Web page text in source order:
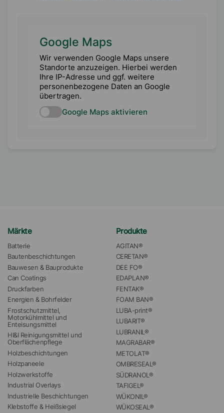
Google Maps
Wir verwenden Google Maps unsere
Standorte anzuzeigen. Hierbei werden
Ihre IP-Adresse und ggf. weitere
personenbezogene Daten an Google
übertragen.
Google Maps aktivieren
Märkte
Batterie
Bautenbeschichtungen
Bauwesen & Bauprodukte
Can Coatings
Druckfarben
Energien & Bohrfelder
Frostschutzmittel,
Motorkühlmittel und
Enteisungsmittel
HI&I Reinigungsmittel und
Oberflächenpflege
Holzbeschichtungen
Holzpaneele
Holzwerkstoffe
Industrial Overlays
Industrielle Beschichtungen
Klebstoffe & Heißsiegel
Produkte
AGITAN®
CERETAN®
DEE FO®
EDAPLAN®
FENTAK®
FOAM BAN®
LUBA-print®
LUBARIT®
LUBRANIL®
MAGRABAR®
METOLAT®
OMBRESEAL®
SÜDRANOL®
TAFIGEL®
WÜKONIL®
WÜKOSEAL®